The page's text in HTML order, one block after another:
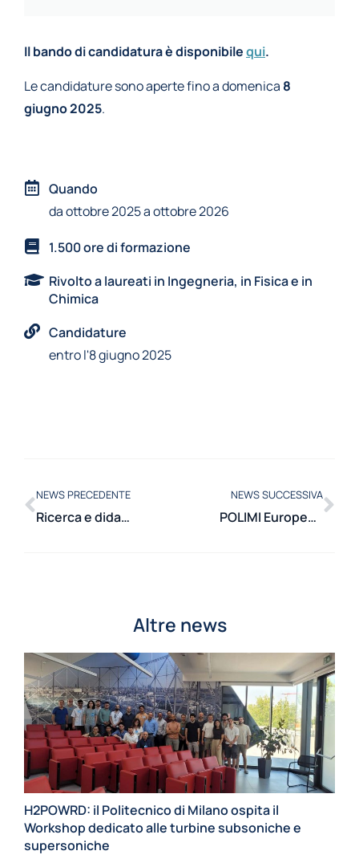
Il bando di candidatura è disponibilequi.
Le candidature sono aperte fino a domenica 8
giugno 2025.
Quando
da ottobre 2025 a ottobre 2026
1.500 ore di formazione
Rivolto a laureati in Ingegneria, in Fisica e in
Chimica
Candidature
entro l'8 giugno 2025
NEWS PRECEDENTE
Ricerca e didattica internazionale: un insegnamento dottorale sui flussi multifase
NEWS SUCCESSIVA
POLIMI European Patent Litigation Certificate 2025
Altre news
H2POWRD: il Politecnico di Milano ospita il
Workshop dedicato alle turbine subsoniche e
supersoniche